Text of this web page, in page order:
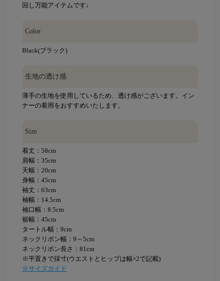
回し万能アイテムです♩
Color
Black(ブラック)
生地の透け感
薄手の生地を使用しているため、透け感がございます。イン
ナーの着用をおすすめいたします。
Size
着丈：58cm
肩幅：35cm
天幅：20cm
身幅：45cm
袖丈：63cm
袖幅：14.5cm
袖口幅：8.5cm
裾幅：45cm
タートル幅：9cm
ネックリボン幅：9～5cm
ネックリボン長さ：81cm
※平置きで採寸(ウエストとヒップは幅×2で記載)
※サイズガイド